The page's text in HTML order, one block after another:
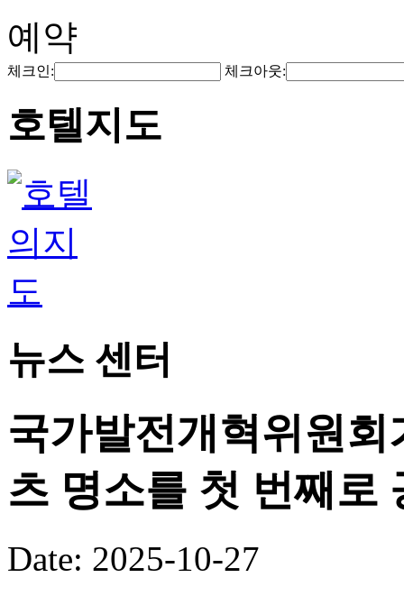
예약
체크인: 체크아웃:
호텔지도
뉴스 센터
국가발전개혁위원
츠 명소를 첫 번째로
Date: 2025-10-27